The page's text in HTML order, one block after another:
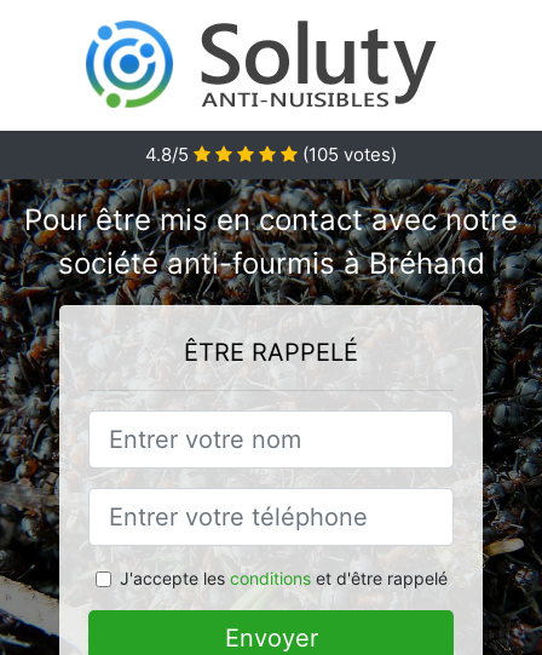
4.8/5 (105 votes)
Pour être mis en contact avec notre
société anti-fourmis à Bréhand
ÊTRE RAPPELÉ
J'accepte les conditionset d'être rappelé
Envoyer